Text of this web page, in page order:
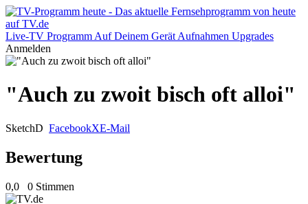
Live-TV Programm Auf Deinem Gerät Aufnahmen Upgrades
Anmelden
"Auch zu zwoit bisch oft alloi"
SketchD FacebookXE-Mail
Bewertung
0,0 0 Stimmen